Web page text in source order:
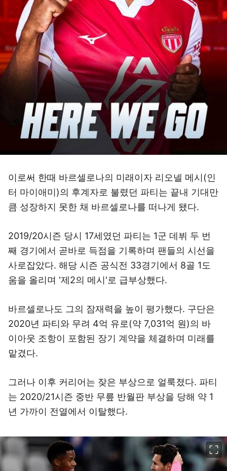
이로써 한때 바르셀로나의 미래이자 리오넬 메시(인
터 마이애미)의 후계자로 불렸던 파티는 끝내 기대만
큼 성장하지 못한 채 바르셀로나를 떠나게 됐다.
2019/20시즌 당시 17세였던 파티는 1군 데뷔 두 번
째 경기에서 곧바로 득점을 기록하며 팬들의 시선을
사로잡았다. 해당 시즌 공식전 33경기에서 8골 1도
움을 올리며 '제2의 메시'로 급부상했다.
바르셀로나도 그의 잠재력을 높이 평가했다. 구단은
2020년 파티와 무려 4억 유로(약 7,031억 원)의 바
이아웃 조항이 포함된 장기 계약을 체결하며 미래를
맡겼다.
그러나 이후 커리어는 잦은 부상으로 얼룩졌다. 파티
는 2020/21시즌 중반 무릎 반월판 부상을 당해 약 1
년 가까이 전열에서 이탈했다.